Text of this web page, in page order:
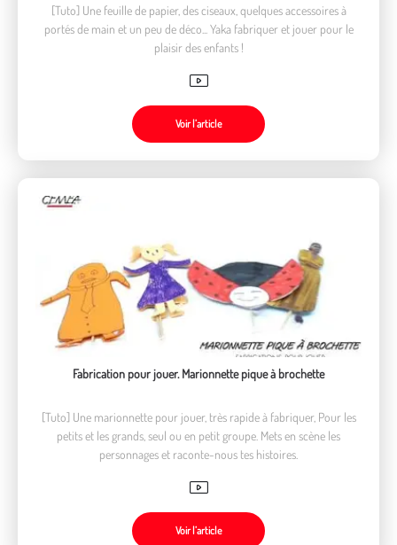
[Tuto] Une feuille de papier, des ciseaux, quelques accessoires à
portés de main et un peu de déco... Yaka fabriquer et jouer pour le
plaisir des enfants !
Voir l’article
Fabrication pour jouer. Marionnette pique à brochette
[Tuto] Une marionnette pour jouer, très rapide à fabriquer, Pour les
petits et les grands, seul ou en petit groupe. Mets en scène les
personnages et raconte-nous tes histoires.
Voir l’article